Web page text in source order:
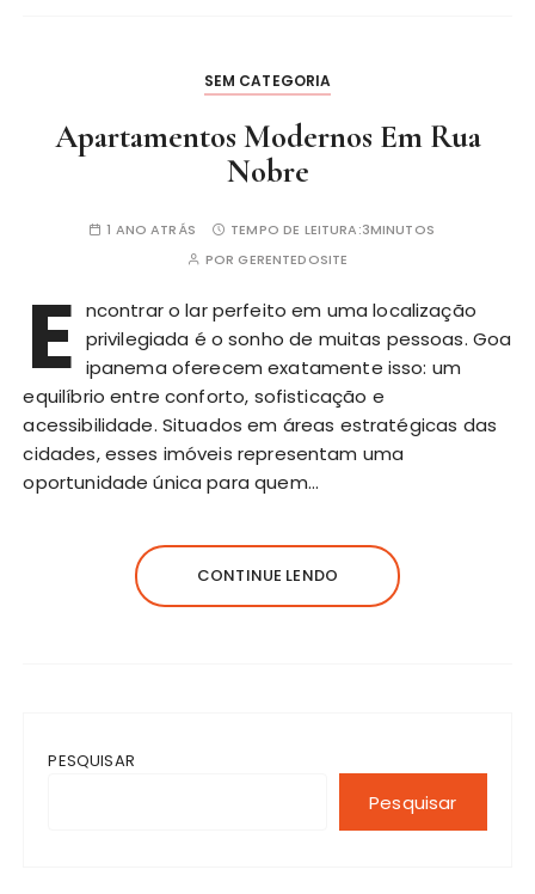
SEM CATEGORIA
Apartamentos Modernos Em Rua
Nobre
1 ANO ATRÁS TEMPO DE LEITURA:3MINUTOS
PORGERENTEDOSITE
E ncontrar o lar perfeito em uma localização
privilegiada é o sonho de muitas pessoas. Goa
ipanema oferecem exatamente isso: um
equilíbrio entre conforto, sofisticação e
acessibilidade. Situados em áreas estratégicas das
cidades, esses imóveis representam uma
oportunidade única para quem…
CONTINUE LENDO
PESQUISAR
Pesquisar